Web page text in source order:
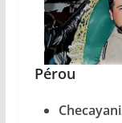
Pérou
Checayani